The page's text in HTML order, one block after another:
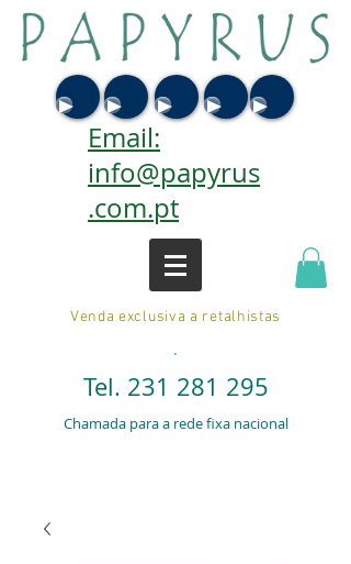
Email:
info@papyrus
.com.pt
Venda exclusiva a retalhistas
.
Tel. 231 281 295
Chamada para a rede fixa nacional